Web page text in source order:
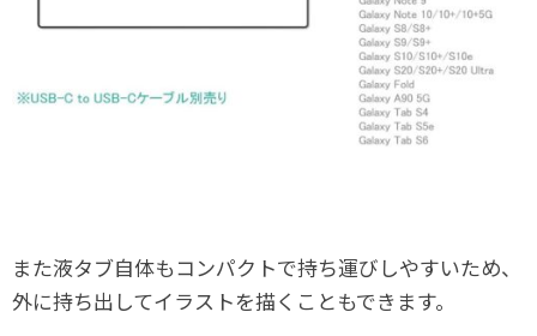
また液タブ自体もコンパクトで持ち運びしやすいため、
外に持ち出してイラストを描くこともできます。